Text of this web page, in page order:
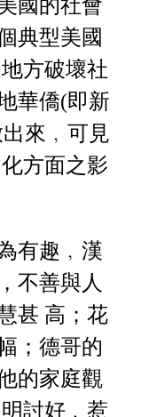
國的社會
典型美國
方破壞社
華僑(即新
來﹐可見
方面之影
有趣﹐漢
不善與人
甚 高；花
；德哥的
的家庭觀
討好﹐惹